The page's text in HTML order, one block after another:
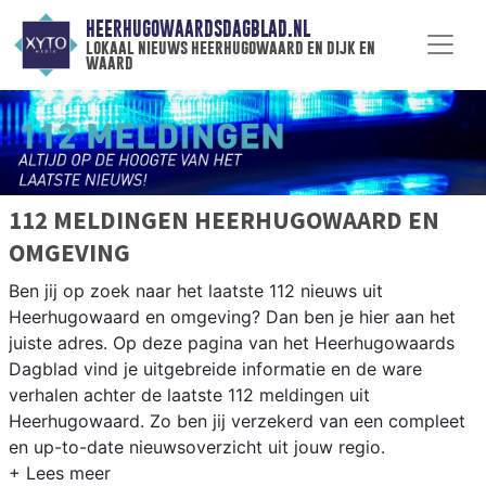
HEERHUGOWAARDSDAGBLAD.NL
lokaal nieuws heerhugowaard en dijk en
waard
112 MELDINGEN HEERHUGOWAARD EN
OMGEVING
Ben jij op zoek naar het laatste 112 nieuws uit
Heerhugowaard en omgeving? Dan ben je hier aan het
juiste adres. Op deze pagina van het Heerhugowaards
Dagblad vind je uitgebreide informatie en de ware
verhalen achter de laatste 112 meldingen uit
Heerhugowaard. Zo ben jij verzekerd van een compleet
en up-to-date nieuwsoverzicht uit jouw regio.